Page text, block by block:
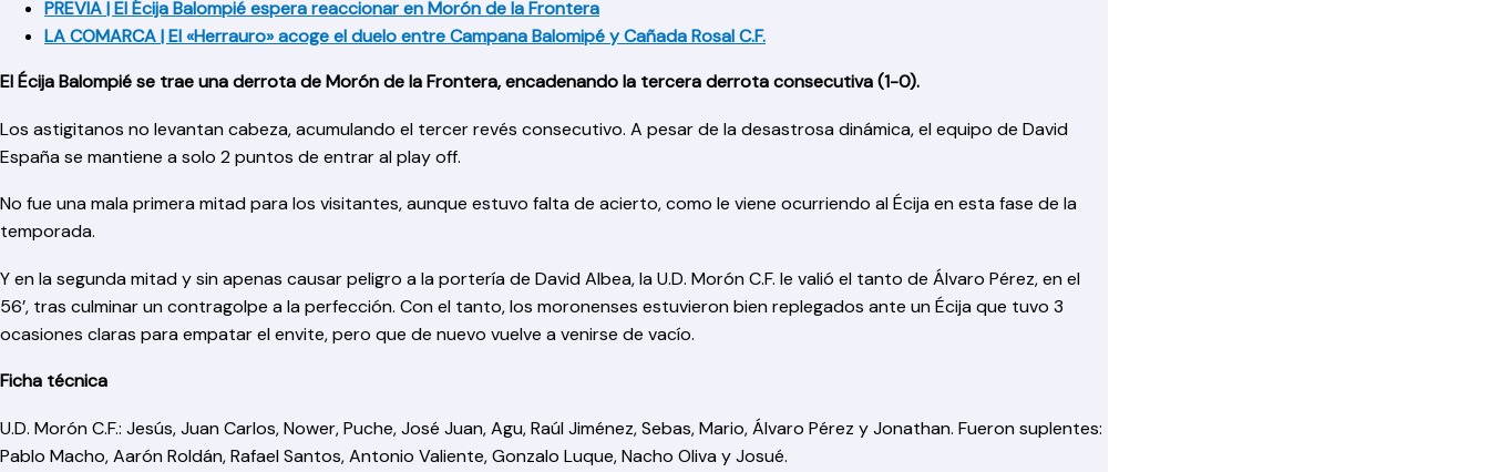
PREVIA | El Écija Balompié espera reaccionar en Morón de la Frontera
LA COMARCA | El «Herrauro» acoge el duelo entre Campana Balomipé y Cañada Rosal C.F.
El Écija Balompié se trae una derrota de Morón de la Frontera, encadenando la tercera derrota consecutiva (1-0).
Los astigitanos no levantan cabeza, acumulando el tercer revés consecutivo. A pesar de la desastrosa dinámica, el equipo de David
España se mantiene a solo 2 puntos de entrar al play off.
No fue una mala primera mitad para los visitantes, aunque estuvo falta de acierto, como le viene ocurriendo al Écija en esta fase de la
temporada.
Y en la segunda mitad y sin apenas causar peligro a la portería de David Albea, la U.D. Morón C.F. le valió el tanto de Álvaro Pérez, en el
56’, tras culminar un contragolpe a la perfección. Con el tanto, los moronenses estuvieron bien replegados ante un Écija que tuvo 3
ocasiones claras para empatar el envite, pero que de nuevo vuelve a venirse de vacío.
Ficha técnica
U.D. Morón C.F.: Jesús, Juan Carlos, Nower, Puche, José Juan, Agu, Raúl Jiménez, Sebas, Mario, Álvaro Pérez y Jonathan. Fueron suplentes:
Pablo Macho, Aarón Roldán, Rafael Santos, Antonio Valiente, Gonzalo Luque, Nacho Oliva y Josué.